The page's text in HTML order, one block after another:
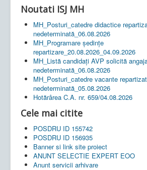
Noutati ISJ MH
MH_Posturi_catedre didactice
nedeterminată_06.08.2026
MH_Programare ședințe
repartizare_20.08.2026_04.09.2026
MH_Listă candidați AVP solicită
nedeterminată_06.08.2026
MH_Posturi_catedre vacante
nedeterminată_05.08.2026
Hotărârea C.A. nr. 659/04.08.2026
Cele mai citite
POSDRU ID 155742
POSDRU ID 156935
Banner si link site proiect
ANUNT SELECTIE EXPERT EOO
Anunt servicii arhivare